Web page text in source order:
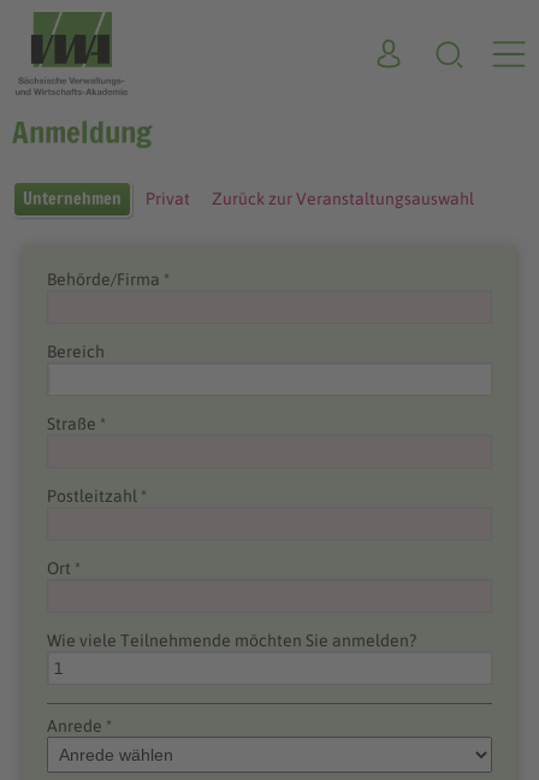
Anmeldung
Unternehmen Privat Zurück zur Veranstaltungsauswahl
Behörde/Firma *
Bereich
Straße *
Postleitzahl *
Ort *
Wie viele Teilnehmende möchten Sie anmelden?
Anrede *